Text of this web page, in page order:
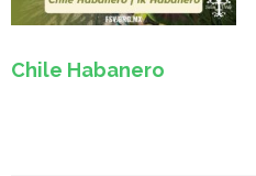
Chile Habanero